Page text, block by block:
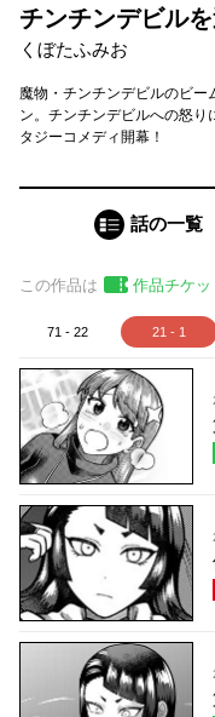
チンチンデビルを
くぼたふみお
魔物・チンチンデビルのビー
ン。チンチンデビルへの怒
タジーコメディ開幕！
話の一覧
この作品は 作品チケッ
71 - 22 21 - 1